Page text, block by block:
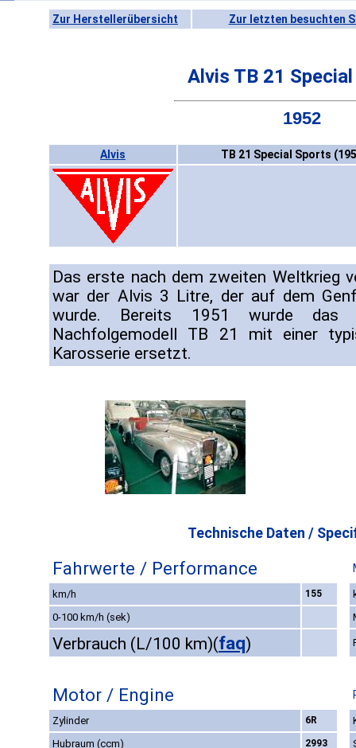
Zur Herstellerübersicht Zur letzten besuchten
Alvis TB 21
1952
Alvis TB 21 Special Sports
Das erste nach dem zweiten Weltkrieg
war der Alvis 3 Litre, der auf dem
wurde. Bereits 1951 wurde das
Nachfolgemodell TB 21 mit einer
Karosserie ersetzt.
Technische Daten /
Fahrwerte / Performance
km/h 155
0-100 km/h (sek)
Verbrauch (L/100 km)(faq)
Motor / Engine
Zylinder 6R
Hubraum (ccm)
2993